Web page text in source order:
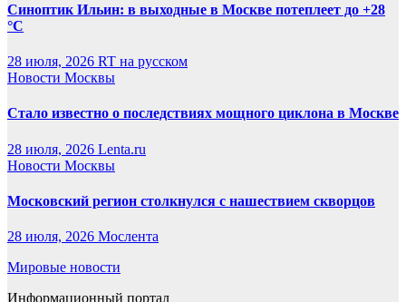
Синоптик Ильин: в выходные в Москве потеплеет до +28
°C
28 июля, 2026 RT на русском
Новости Москвы
Стало известно о последствиях мощного циклона в Москве
28 июля, 2026 Lenta.ru
Новости Москвы
Московский регион столкнулся с нашествием скворцов
28 июля, 2026 Мослента
Мировые новости
Информационный портал